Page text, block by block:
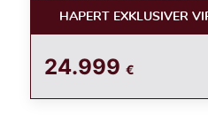
HAPERT EXKLUSIVER
24.999 €